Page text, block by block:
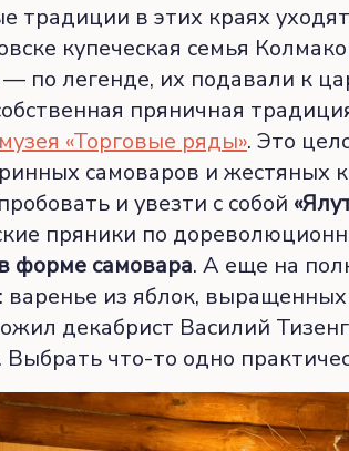
традиции в этих краях
купеческая семья
по легенде, их подавали к
пряничная
музея «Торговые ряды». Это
самоваров и жестяных
и увезти с собой
пряники по
форме самовара. А еще на
варенье из яблок,
декабрист Василий
Выбрать что-то одно